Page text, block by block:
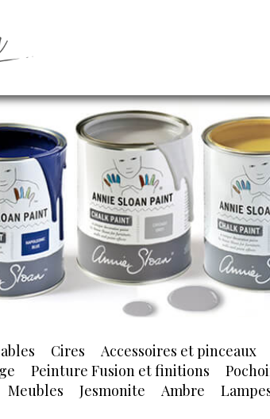
Cires Accessoires et pinceaux
Peinture Fusion et finitions
Meubles Jesmonite Ambre